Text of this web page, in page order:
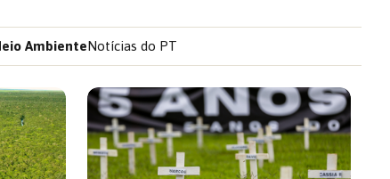
AmbienteNotícias do PT